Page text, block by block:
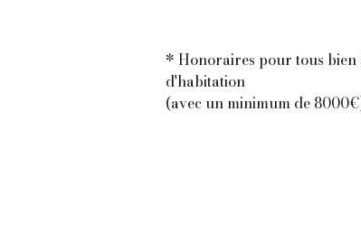
* Honoraires pour tous bien
d'habitation
(avec un minimum de